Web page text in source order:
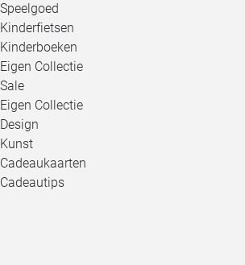
Speelgoed
Kinderfietsen
Kinderboeken
Eigen Collectie
Sale
Eigen Collectie
Design
Kunst
Cadeaukaarten
Cadeautips